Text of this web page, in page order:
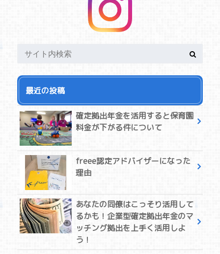
最近の投稿
確定拠出年金を活用すると保育園
料金が下がる件について
freee認定アドバイザーになった
理由
あなたの同僚はこっそり活用して
るかも！企業型確定拠出年金のマ
ッチング拠出を上手く活用しよ
う！